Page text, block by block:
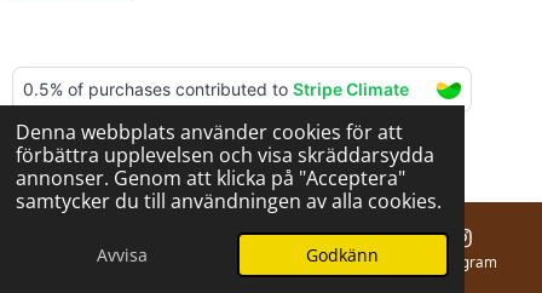
Denna webbplats använder cookies för att
förbättra upplevelsen och visa skräddarsydda
annonser. Genom att klicka på "Acceptera"
samtycker du till användningen av alla cookies.
Avvisa Godkänn
© 2025 - 2026 BERNA hantverk
Drivs avWebador
Karta Instagram